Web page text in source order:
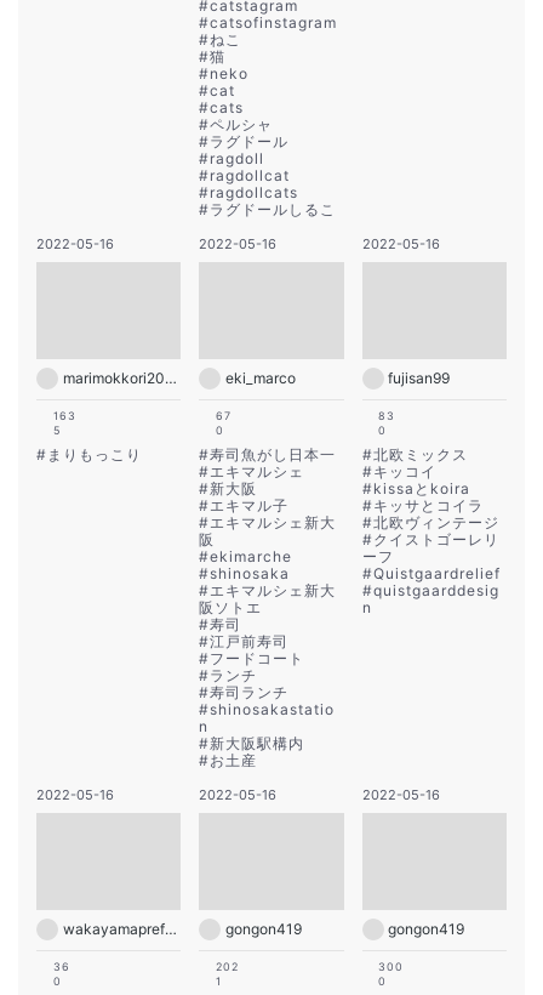
#catstagram
#catsofinstagram
#ねこ
#猫
#neko
#cat
#cats
#ペルシャ
#ラグドール
#ragdoll
#ragdollcat
#ragdollcats
#ラグドールしるこ
2022-05-16
marimokkori2005
163
5
# まりもっこり
2022-05-16
eki_marco
67
0
#寿司魚がし日本一
#エキマルシェ
#新大阪
#エキマル子
#エキマルシェ新大
阪
#ekimarche
#shinosaka
#エキマルシェ新大
阪ソトエ
#寿司
#江戸前寿司
#フードコート
#ランチ
#寿司ランチ
#shinosakastatio
n
#新大阪駅構内
#お土産
2022-05-16
fujisan99
83
0
#北欧ミックス
#キッコイ
#kissaとkoira
#キッサとコイラ
#北欧ヴィンテージ
#クイストゴーレリ
ーフ
#Quistgaardrelief
#quistgaarddesig
n
2022-05-16
wakayamapref_pr
36
0
2022-05-16
gongon419
202
1
2022-05-16
gongon419
300
0